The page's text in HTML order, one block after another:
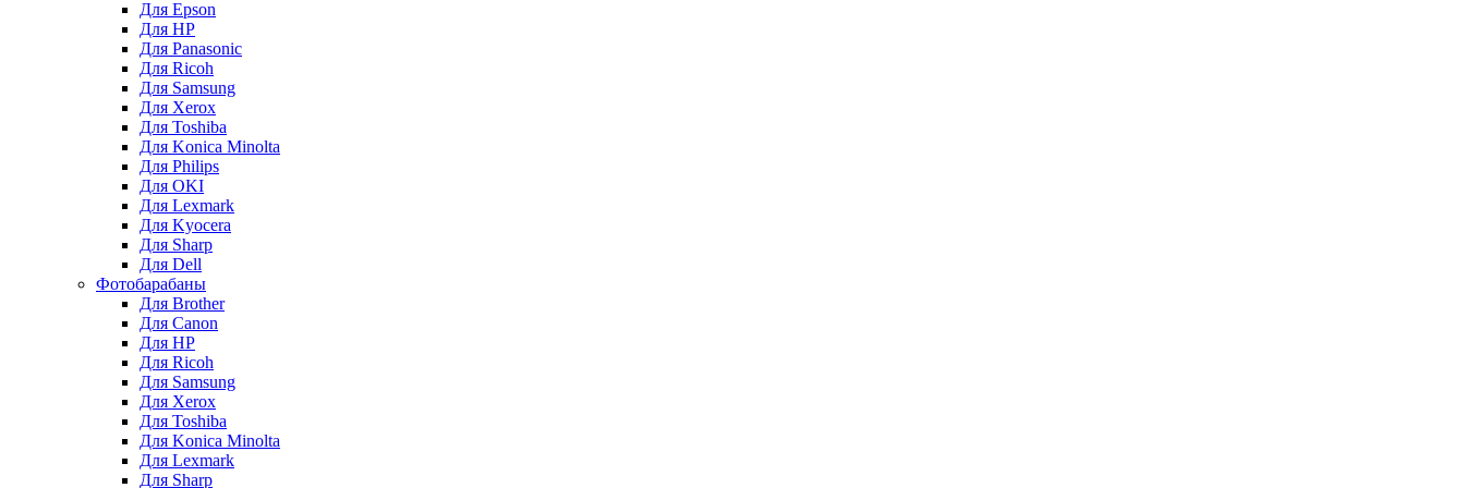
Для Epson
Для HP
Для Panasonic
Для Ricoh
Для Samsung
Для Xerox
Для Toshiba
Для Konica Minolta
Для Philips
Для OKI
Для Lexmark
Для Kyocera
Для Sharp
Для Dell
Фотобарабаны
Для Brother
Для Canon
Для HP
Для Ricoh
Для Samsung
Для Xerox
Для Toshiba
Для Konica Minolta
Для Lexmark
Для Sharp